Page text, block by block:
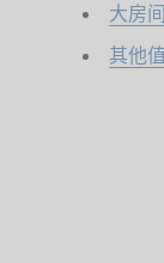
大房
其他